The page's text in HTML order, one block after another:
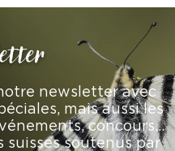
newsletter avec
mais aussi les
concours…
suisses soutenus par